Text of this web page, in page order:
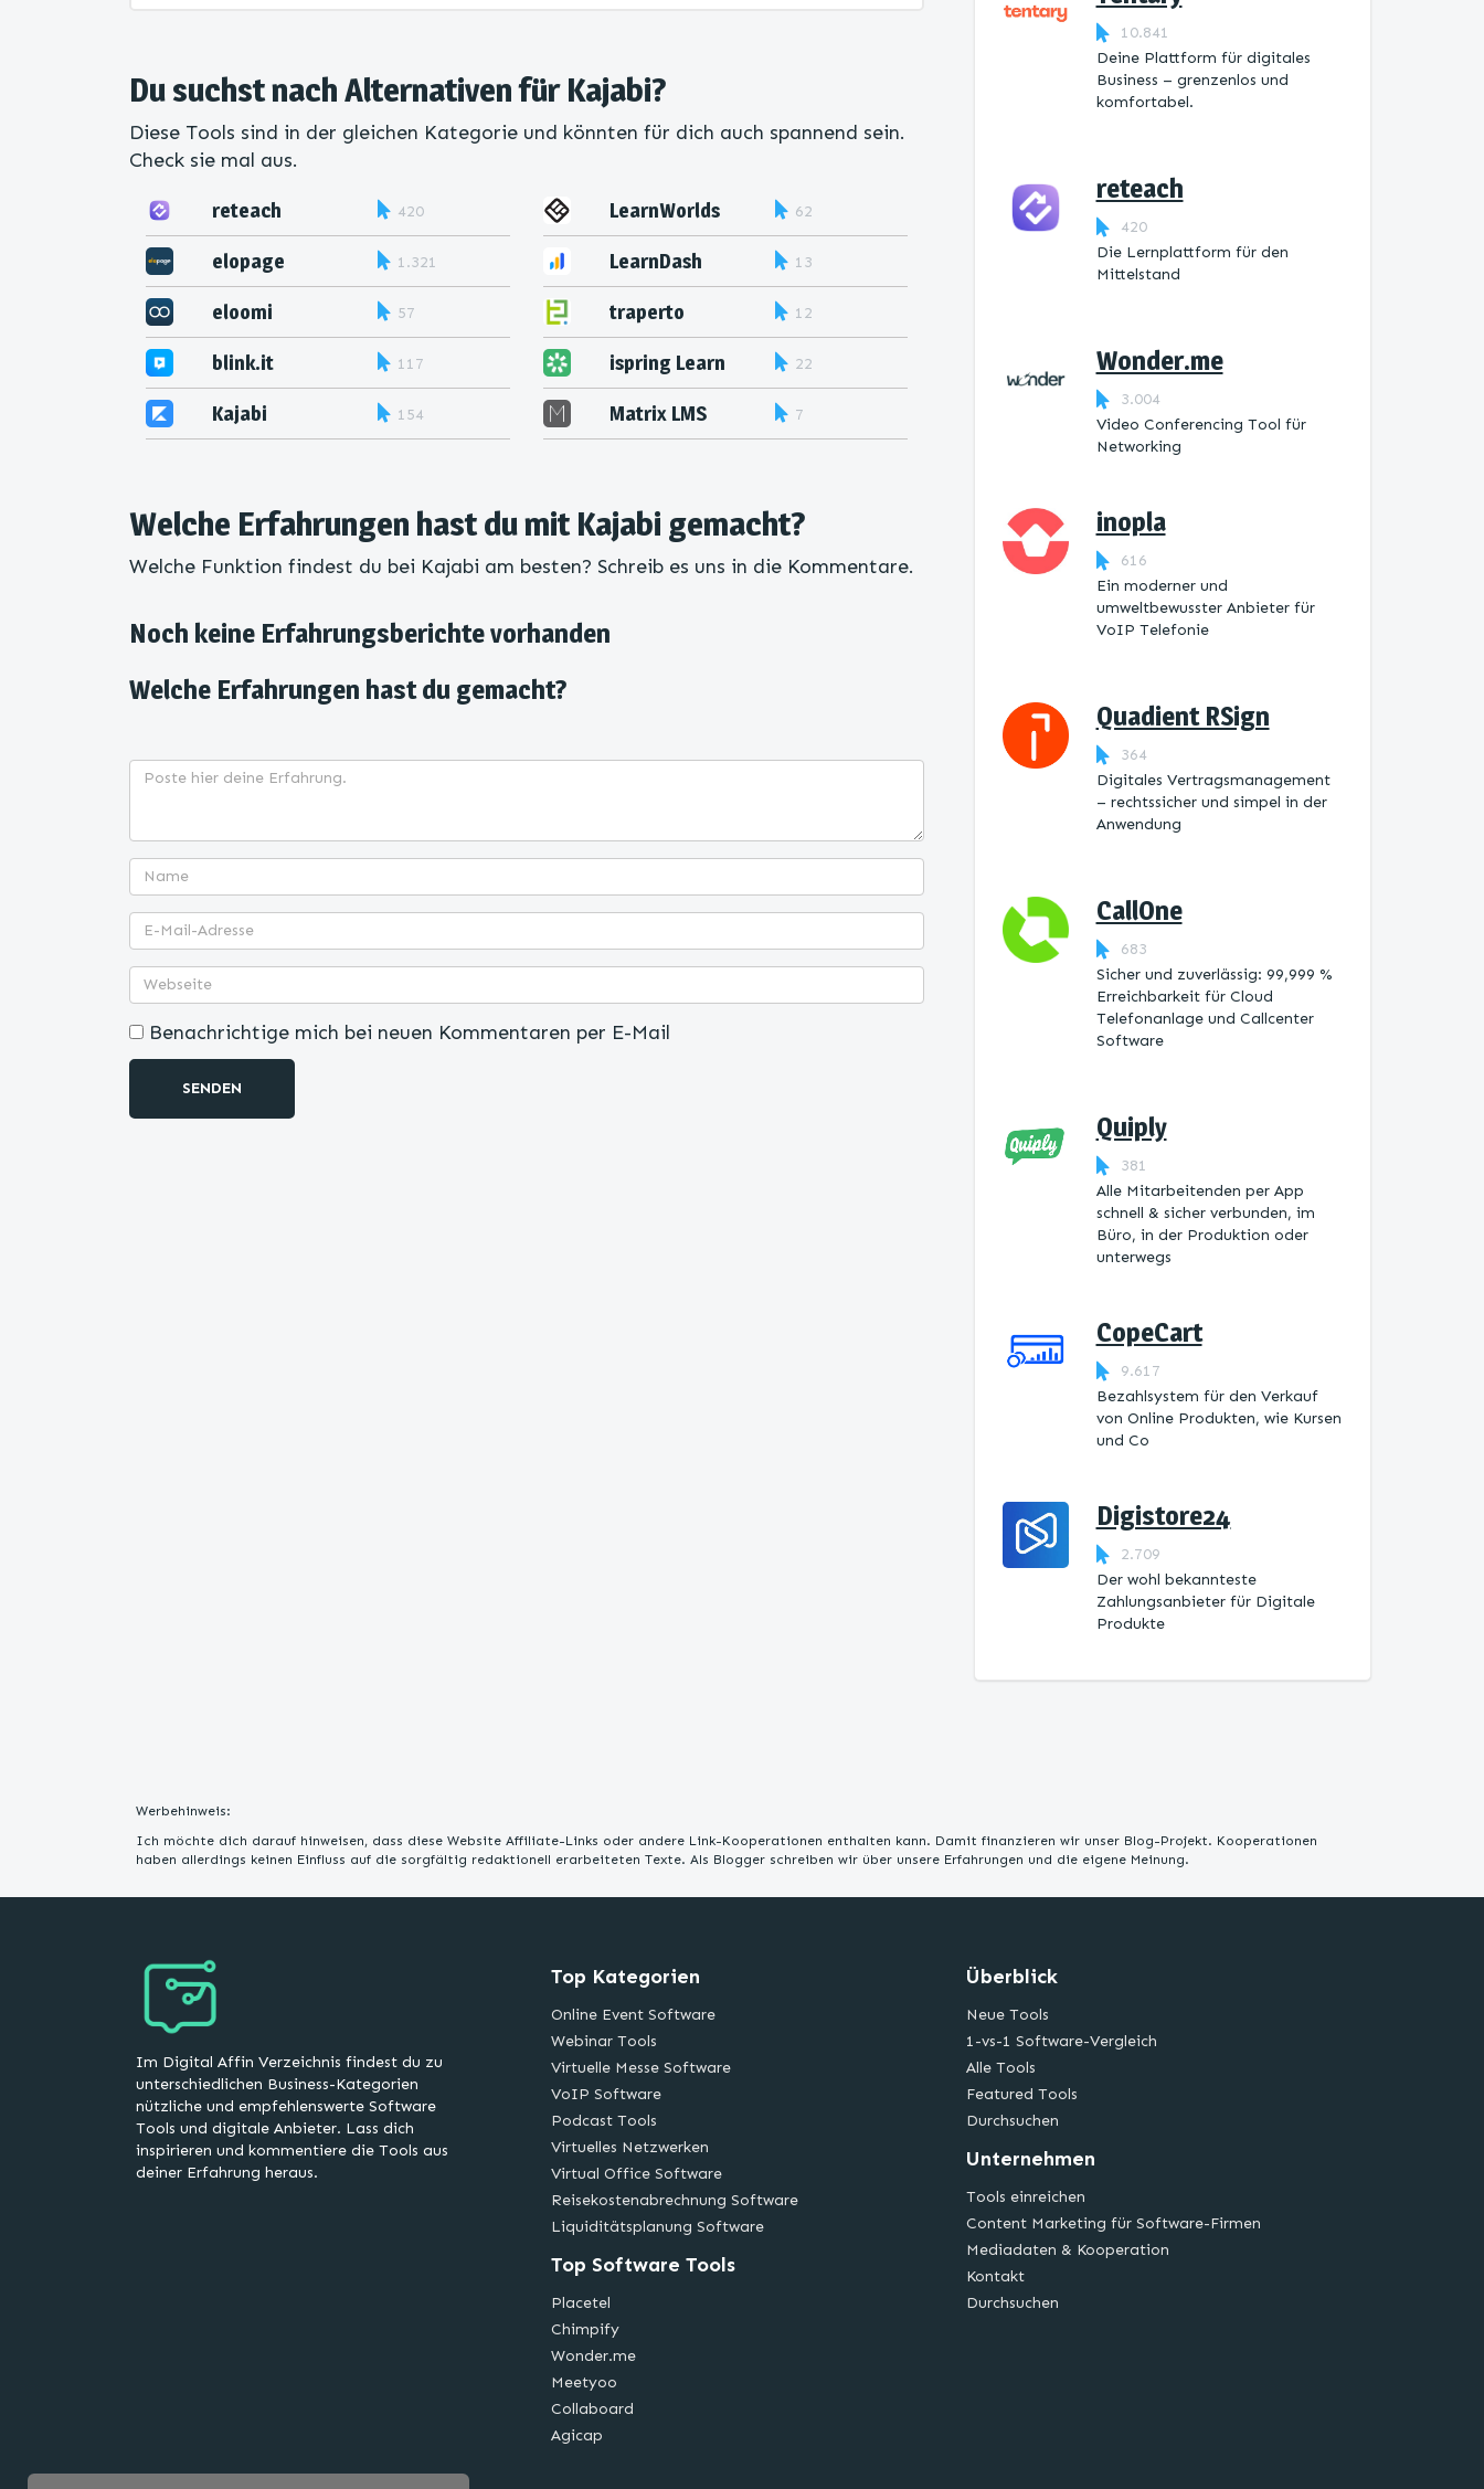
Du suchst nach Alternativen für Kajabi?
Diese Tools sind in der gleichen Kategorie und könnten für dich auch spannend sein.
Check sie mal aus.
reteach 420
elopage 1.321
eloomi 57
blink.it 117
Kajabi 154
LearnWorlds 62
LearnDash 13
traperto 12
ispring Learn 22
Matrix LMS 7
Welche Erfahrungen hast du mit Kajabi gemacht?
Welche Funktion findest du bei Kajabi am besten? Schreib es uns in die Kommentare.
Noch keine Erfahrungsberichte vorhanden
Welche Erfahrungen hast du gemacht?
Benachrichtige mich bei neuen Kommentaren per E-Mail
SENDEN
10.841
Deine Plattform für digitales
Business – grenzenlos und
komfortabel.
reteach
420
Die Lernplattform ​für den
Mittelstand
Wonder.me
3.004
Video Conferencing Tool für
Networking
inopla
616
Ein moderner und
umweltbewusster Anbieter für
VoIP Telefonie
Quadient RSign
364
Digitales Vertragsmanagement
– rechtssicher und simpel in der
Anwendung
CallOne
683
Sicher und zuverlässig: 99,999 %
Erreichbarkeit für Cloud
Telefonanlage und Callcenter
Software
Quiply
381
Alle Mitarbeitenden per App
schnell & sicher verbunden, im
Büro, in der Produktion oder
unterwegs
CopeCart
9.617
Bezahlsystem für den Verkauf
von Online Produkten, wie Kursen
und Co
Digistore24
2.709
Der wohl bekannteste
Zahlungsanbieter für Digitale
Produkte
Werbehinweis:
Ich möchte dich darauf hinweisen, dass diese Website Affiliate-Links oder andere Link-Kooperationen enthalten kann. Damit finanzieren wir unser Blog-Projekt. Kooperationen
haben allerdings keinen Einfluss auf die sorgfältig redaktionell erarbeiteten Texte. Als Blogger schreiben wir über unsere Erfahrungen und die eigene Meinung.
Im Digital Affin Verzeichnis findest du zu
unterschiedlichen Business-Kategorien
nützliche und empfehlenswerte Software
Tools und digitale Anbieter. Lass dich
inspirieren und kommentiere die Tools aus
deiner Erfahrung heraus.
Top Kategorien
Online Event Software
Webinar Tools
Virtuelle Messe Software
VoIP Software
Podcast Tools
Virtuelles Netzwerken
Virtual Office Software
Reisekostenabrechnung Software
Liquiditätsplanung Software
Top Software Tools
Placetel
Chimpify
Wonder.me
Meetyoo
Collaboard
Agicap
Überblick
Neue Tools
1-vs-1 Software-Vergleich
Alle Tools
Featured Tools
Durchsuchen
Unternehmen
Tools einreichen
Content Marketing für Software-Firmen
Mediadaten & Kooperation
Kontakt
Durchsuchen